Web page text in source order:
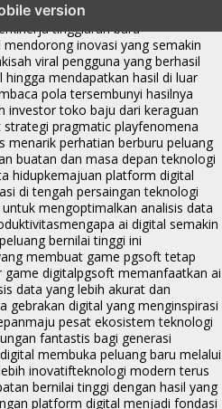
version
ai digital menjadi kunci analisis data
tinggiarah baru
inovasi yang semakin
kisah viral pengguna yang berhasil
mendapatkan hasil di luar
pola tersembunyi hasilnya
investor toko baju dari keraguan
pragmatic playfenomena
menarik perhatian berburu peluang
buatan dan masa depan teknologi
hidupkemajuan platform digital
di tengah persaingan teknologi
mengoptimalkan analisis data
mengapa ai digital semakin
bernilai tinggi ini
membuat game pgsoft tetap
game digitalpgsoft memanfaatkan ai
data yang lebih akurat dan
gebrakan digital yang menginspirasi
maju pesat ekosistem teknologi
fantastis bagi generasi
membuka peluang baru melalui
inovatifteknologi modern terus
bernilai tinggi dengan hasil yang
platform digital menjadi fondasi